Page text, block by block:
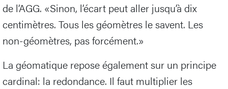
de l’AGG. «Sinon, l’écart peut aller jusqu’à dix
centimètres. Tous les géomètres le savent. Les
non-géomètres, pas forcément.»
La géomatique repose également sur un principe
cardinal: la redondance. Il faut multiplier les